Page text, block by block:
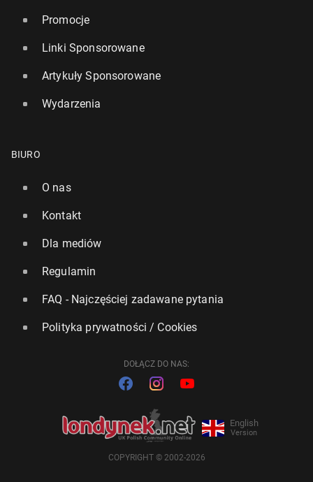
Promocje
Linki Sponsorowane
Artykuły Sponsorowane
Wydarzenia
BIURO
O nas
Kontakt
Dla mediów
Regulamin
FAQ - Najczęściej zadawane pytania
Polityka prywatności / Cookies
DOŁĄCZ DO NAS:
English
Version
COPYRIGHT © 2002-2026